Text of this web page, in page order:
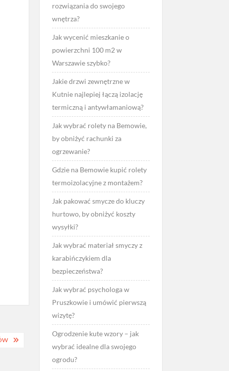
rozwiązania do swojego
wnętrza?
Jak wycenić mieszkanie o
powierzchni 100 m2 w
Warszawie szybko?
Jakie drzwi zewnętrzne w
Kutnie najlepiej łączą izolację
termiczną i antywłamaniową?
Jak wybrać rolety na Bemowie,
by obniżyć rachunki za
ogrzewanie?
Gdzie na Bemowie kupić rolety
termoizolacyjne z montażem?
Jak pakować smycze do kluczy
hurtowo, by obniżyć koszty
wysyłki?
Jak wybrać materiał smyczy z
karabińczykiem dla
bezpieczeństwa?
Jak wybrać psychologa w
Pruszkowie i umówić pierwszą
wizytę?
Ogrodzenie kute wzory – jak
wybrać idealne dla swojego
ogrodu?